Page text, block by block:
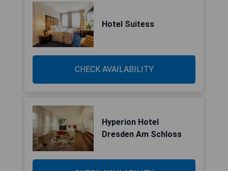
Hotel Suitess
CHECK AVAILABILITY
Hyperion Hotel
Dresden Am Schloss